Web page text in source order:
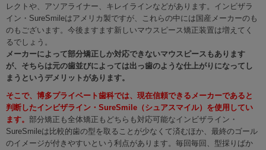
レクトや、アソアライナー、キレイラインなどがあります。インビザラ
イン・SureSmileはアメリカ製ですが、これらの中には国産メーカーのも
のもございます。今後ますます新しいマウスピース矯正装置は増えてく
るでしょう。
メーカーによって部分矯正しか対応できないマウスピースもあります
が、そちらは元の歯並びによっては出っ歯のような仕上がりになってし
まうというデメリットがあります。
そこで、博多プライベート歯科では、現在信頼できるメーカーであると
判断したインビザライン・SureSmile（シュアスマイル）を使用してい
ます。 部分矯正も全体矯正もどちらも対応可能なインビザライン・
SureSmileは比較的歯の型を取ることが少なくて済むほか、最終のゴール
のイメージが付きやすいという利点があります。毎回毎回、型採りばか